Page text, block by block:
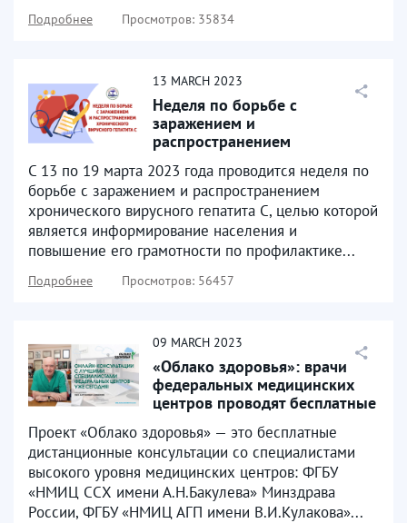
Подробнее Просмотров: 35834
13 MARCH 2023
Неделя по борьбе с
заражением и
распространением
гепатита С
С 13 по 19 марта 2023 года проводится неделя по
борьбе с заражением и распространением
хронического вирусного гепатита С, целью которой
является информирование населения и
повышение его грамотности по профилактике...
Подробнее Просмотров: 56457
09 MARCH 2023
«Облако здоровья»: врачи
федеральных медицинских
центров проводят бесплатные
онлайн-приемы...
Проект «Облако здоровья» — это бесплатные
дистанционные консультации со специалистами
высокого уровня медицинских центров: ФГБУ
«НМИЦ ССХ имени А.Н.Бакулева» Минздрава
России, ФГБУ «НМИЦ АГП имени В.И.Кулакова»...